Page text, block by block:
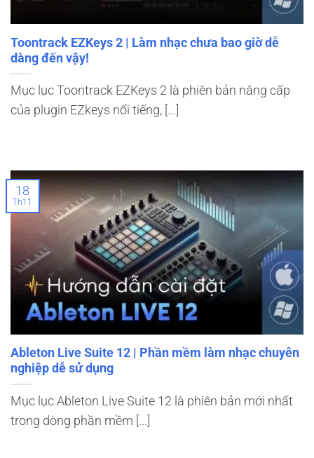
Toontrack EZKeys 2 | Làm nhạc chưa bao giờ dễ
dàng đến vậy!
Mục lục Toontrack EZKeys 2 là phiên bản nâng cấp
của plugin EZkeys nổi tiếng, [...]
Ableton Live Suite 12 | Phần mềm làm nhạc chuyên
nghiệp dễ sử dụng
Mục lục Ableton Live Suite 12 là phiên bản mới nhất
trong dòng phần mềm [...]
18
Th11